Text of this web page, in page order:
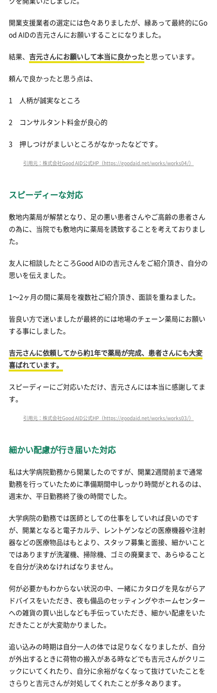
開業支援業者の選定には色々ありましたが、縁あって最終的にGo
od AIDの吉元さんにお願いすることになりました。
結果、 吉元さんにお願いして本当に良かったと思っています。
頼んで良かったと思う点は、
1 人柄が誠実なところ
2 コンサルタント料金が良心的
3 押しつけがましいところがなかったなどです。
引用元：株式会社Good AID公式HP（https://goodaid.net/works/works04/）
スピーディーな対応
敷地内薬局が解禁となり、足の悪い患者さんやご高齢の患者さん
の為に、当院でも敷地内に薬局を誘致することを考えておりまし
た。
友人に相談したところGood AIDの吉元さんをご紹介頂き、自分の
思いを伝えました。
1～2ヶ月の間に薬局を複数社ご紹介頂き、面談を重ねました。
皆良い方で迷いましたが最終的には地場のチェーン薬局にお願い
する事にしました。
吉元さんに依頼してから約1年で薬局が完成、患者さんにも大変
喜ばれています。
スピーディーにご対応いただけ、吉元さんには本当に感謝してま
す。
引用元：株式会社Good AID公式HP（https://goodaid.net/works/works03/）
細かい配慮が行き届いた対応
私は大学病院勤務から開業したのですが、開業2週間前まで通常
勤務を行っていたために準備期間中しっかり時間がとれるのは、
週末か、平日勤務終了後の時間でした。
大学病院の勤務では医師としての仕事をしていれば良いのです
が、開業となると電子カルテ、レントゲンなどの医療機器や注射
器などの医療物品はもとより、スタッフ募集と面接、細かいこと
ではありますが洗濯機、掃除機、ゴミの廃棄まで、あらゆること
を自分が決めなければなりません。
何が必要かもわからない状況の中、一緒にカタログを見ながらア
ドバイスをいただき、夜も備品のセッティングやホームセンター
への雑貨の買い出しなども手伝っていただき、細かい配慮をいた
だきたことが大変助かりました。
追い込みの時期は自分一人の体では足りなくなりましたが、自分
が外出するときに荷物の搬入がある時などでも吉元さんがクリニ
ックにいてくれたり、自分に余裕がなくなって抜けていたことを
さらりと吉元さんが対処してくれたことが多々あります。